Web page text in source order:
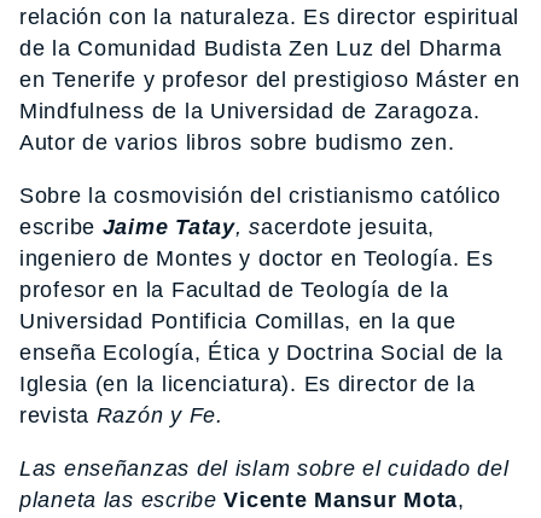
relación con la naturaleza. Es director espiritual
de la Comunidad Budista Zen Luz del Dharma
en Tenerife y profesor del prestigioso Máster en
Mindfulness de la Universidad de Zaragoza.
Autor de varios libros sobre budismo zen.
Sobre la cosmovisión del cristianismo católico
escribe Jaime Tatay, sacerdote jesuita,
ingeniero de Montes y doctor en Teología. Es
profesor en la Facultad de Teología de la
Universidad Pontificia Comillas, en la que
enseña Ecología, Ética y Doctrina Social de la
Iglesia (en la licenciatura). Es director de la
revista Razón y Fe.
Las enseñanzas del islam sobre el cuidado del
planeta las escribeVicente Mansur Mota,